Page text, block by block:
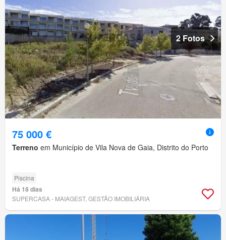
2 Fotos
75 000 €
Terreno em Município de Vila Nova de Gaia, Distrito do Porto
Piscina
Há 18 dias
SUPERCASA - MAIAGEST, GESTÃO IMOBILIÁRIA